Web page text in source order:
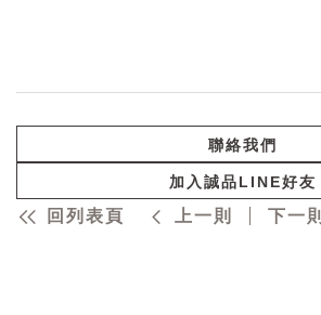
聯絡我們
加入誠品LINE好友
回列表頁 上一則 下一則